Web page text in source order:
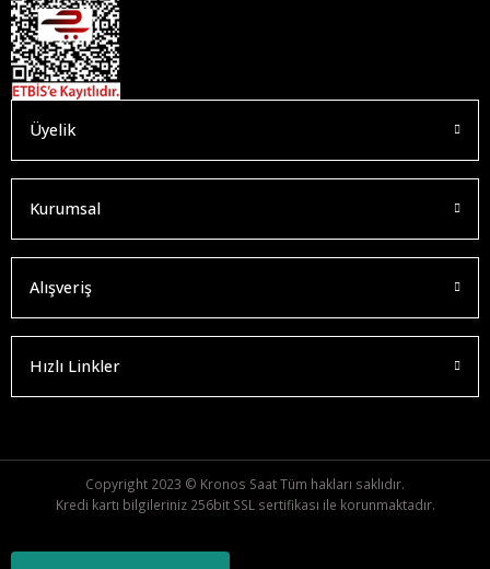
Üyelik
Kurumsal
Alışveriş
Hızlı Linkler
Copyright 2023 © Kronos Saat Tüm hakları saklıdır.
Kredi kartı bilgileriniz 256bit SSL sertifikası ile korunmaktadır.